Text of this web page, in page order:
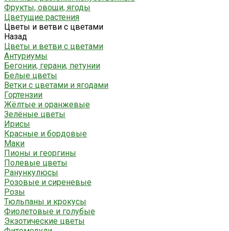
Фрукты, овощи, ягоды
Цветущие растения
Цветы и ветви с цветами
Назад
Цветы и ветви с цветами
Антуриумы
Бегонии, герани, петунии
Белые цветы
Ветки с цветами и ягодами
Гортензии
Жёлтые и оранжевые
Зелёные цветы
Ирисы
Красные и бордовые
Маки
Пионы и георгины
Полевые цветы
Ранункулюсы
Розовые и сиреневые
Розы
Тюльпаны и крокусы
Фиолетовые и голубые
Экзотические цветы